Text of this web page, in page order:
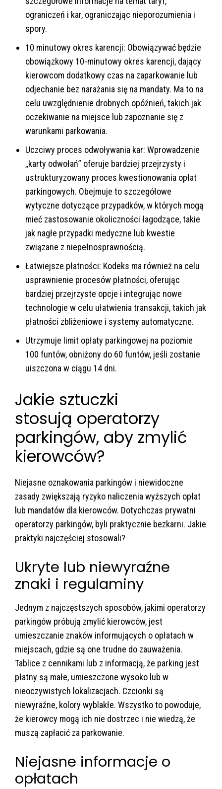
ograniczeń i kar, ograniczając nieporozumienia i
spory.
10 minutowy okres karencji: Obowiązywać będzie
obowiązkowy 10-minutowy okres karencji, dający
kierowcom dodatkowy czas na zaparkowanie lub
odjechanie bez narażania się na mandaty. Ma to na
celu uwzględnienie drobnych opóźnień, takich jak
oczekiwanie na miejsce lub zapoznanie się z
warunkami parkowania.
Uczciwy proces odwoływania kar: Wprowadzenie
„karty odwołań” oferuje bardziej przejrzysty i
ustrukturyzowany proces kwestionowania opłat
parkingowych. Obejmuje to szczegółowe
wytyczne dotyczące przypadków, w których mogą
mieć zastosowanie okoliczności łagodzące, takie
jak nagłe przypadki medyczne lub kwestie
związane z niepełnosprawnością.
Łatwiejsze płatności: Kodeks ma również na celu
usprawnienie procesów płatności, oferując
bardziej przejrzyste opcje i integrując nowe
technologie w celu ułatwienia transakcji, takich jak
płatności zbliżeniowe i systemy automatyczne.
Utrzymuje limit opłaty parkingowej na poziomie
100 funtów, obniżony do 60 funtów, jeśli zostanie
uiszczona w ciągu 14 dni.
Jakie sztuczki
stosują operatorzy
parkingów, aby zmylić
kierowców?
Niejasne oznakowania parkingów i niewidoczne
zasady zwiększają ryzyko naliczenia wyższych opłat
lub mandatów dla kierowców. Dotychczas prywatni
operatorzy parkingów, byli praktycznie bezkarni. Jakie
praktyki najczęściej stosowali?
Ukryte lub niewyraźne
znaki i regulaminy
Jednym z najczęstszych sposobów, jakimi operatorzy
parkingów próbują zmylić kierowców, jest
umieszczanie znaków informujących o opłatach w
miejscach, gdzie są one trudne do zauważenia.
Tablice z cennikami lub z informacją, że parking jest
płatny są małe, umieszczone wysoko lub w
nieoczywistych lokalizacjach. Czcionki są
niewyraźne, kolory wyblakłe. Wszystko to powoduje,
że kierowcy mogą ich nie dostrzec i nie wiedzą, że
muszą zapłacić za parkowanie​.
Niejasne informacje o
opłatach